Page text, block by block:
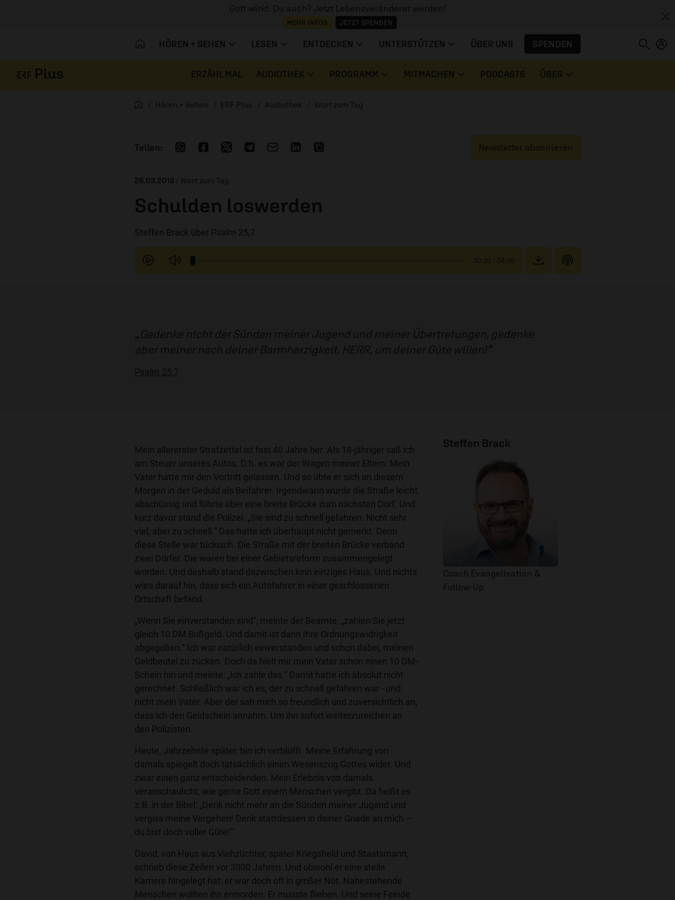
Gott wirkt. Du auch? Jetzt Lebensveränderer werden!
MEHR INFOS JETZT SPENDEN
HÖREN + SEHEN LESEN ENTDECKEN UNTERSTÜTZEN ÜBER UNS SPENDEN
ERZÄHL MAL AUDIOTHEK PROGRAMM MITMACHEN PODCASTS ÜBER
Startseite
Hören + Sehen ERF Plus Audiothek Wort zum Tag
Newsletter abonnieren
26.03.2019 / Wort zum Tag
Schulden loswerden
Steffen Brack über Psalm 25,7.
00:00 / 04:00
Gedenke nicht der Sünden meiner Jugend und meiner Übertretungen, gedenke
aber meiner nach deiner Barmherzigkeit, HERR, um deiner Güte willen!
Psalm 25,7
Mein allererster Strafzettel ist fast 40 Jahre her. Als 18-jähriger saß ich
am Steuer unseres Autos. D.h. es war der Wagen meiner Eltern. Mein
Vater hatte mir den Vortritt gelassen. Und so übte er sich an diesem
Morgen in der Geduld als Beifahrer. Irgendwann wurde die Straße leicht
abschüssig und führte über eine breite Brücke zum nächsten Dorf. Und
kurz davor stand die Polizei. „Sie sind zu schnell gefahren. Nicht sehr
viel, aber zu schnell.“ Das hatte ich überhaupt nicht gemerkt. Denn
diese Stelle war tückisch. Die Straße mit der breiten Brücke verband
zwei Dörfer. Die waren bei einer Gebietsreform zusammengelegt
worden. Und deshalb stand dazwischen kein einziges Haus. Und nichts
wies darauf hin, dass sich ein Autofahrer in einer geschlossenen
Ortschaft befand.
„Wenn Sie einverstanden sind“, meinte der Beamte, „zahlen Sie jetzt
gleich 10 DM Bußgeld. Und damit ist dann Ihre Ordnungswidrigkeit
abgegolten.“ Ich war natürlich einverstanden und schon dabei, meinen
Geldbeutel zu zücken. Doch da hielt mir mein Vater schon einen 10 DM-
Schein hin und meinte: „Ich zahle das.“ Damit hatte ich absolut nicht
gerechnet. Schließlich war ich es, der zu schnell gefahren war - und
nicht mein Vater. Aber der sah mich so freundlich und zuversichtlich an,
dass ich den Geldschein annahm. Um ihn sofort weiterzureichen an
den Polizisten.
Heute, Jahrzehnte später, bin ich verblüfft. Meine Erfahrung von
damals spiegelt doch tatsächlich einen Wesenszug Gottes wider. Und
zwar einen ganz entscheidenden. Mein Erlebnis von damals
veranschaulicht, wie gerne Gott einem Menschen vergibt. Da heißt es
z.B. in der Bibel: „Denk nicht mehr an die Sünden meiner Jugend und
vergiss meine Vergehen! Denk stattdessen in deiner Gnade an mich –
du bist doch voller Güte!“
David, von Haus aus Viehzüchter, später Kriegsheld und Staatsmann,
schrieb diese Zeilen vor 3000 Jahren. Und obwohl er eine steile
Karriere hingelegt hat: er war doch oft in großer Not. Nahestehende
Menschen wollten ihn ermorden. Er musste fliehen. Und seine Feinde
Steffen Brack
Coach Evangelisation &
Follow-Up